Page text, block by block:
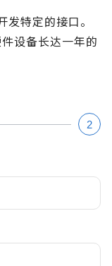
特定的接口。
设备长达一年的
2